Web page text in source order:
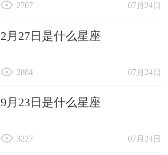
07月24日
2707
2月27日是什么星座
07月24日
2884
9月23日是什么星座
07月24日
3227